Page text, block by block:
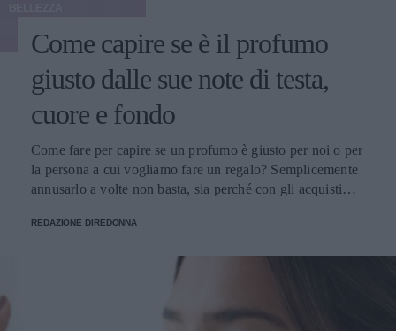
Come capire se è il profumo
giusto dalle sue note di testa,
cuore e fondo
Come fare per capire se un profumo è giusto per noi o per
la persona a cui vogliamo fare un regalo? Semplicemente
annusarlo a volte non basta, sia perché con gli acquisti
basta. Dobbiamo conoscere le sue note.
REDAZIONE DIREDONNA